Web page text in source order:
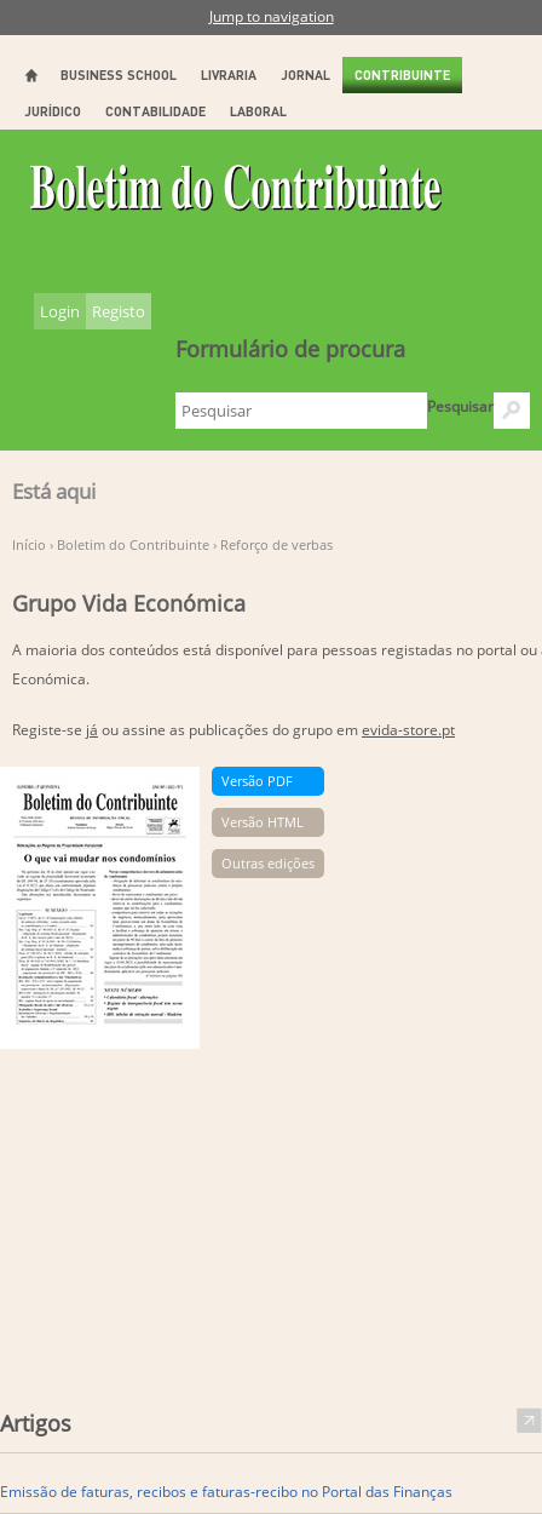
Jump to navigation
BUSINESS SCHOOL LIVRARIA JORNAL CONTRIBUINTE
JURÍDICO CONTABILIDADE LABORAL
Formulário de procura
Pesquisar
Login Registo
Está aqui
Início › Boletim do Contribuinte › Reforço de verbas
Grupo Vida Económica
A maioria dos conteúdos está disponível para pessoas registadas no portal
Económica.
Registe-se já ou assine as publicações do grupo emevida-store.pt
Versão PDF
Versão HTML
Outras edições
Artigos
Emissão de faturas, recibos e faturas-recibo no Portal das Finanças